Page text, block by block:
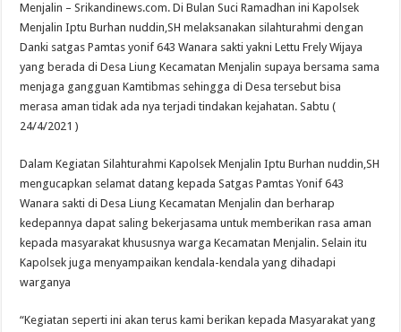
Menjalin – Srikandinews.com. Di Bulan Suci Ramadhan ini Kapolsek
Menjalin Iptu Burhan nuddin,SH melaksanakan silahturahmi dengan
Danki satgas Pamtas yonif 643 Wanara sakti yakni Lettu Frely Wijaya
yang berada di Desa Liung Kecamatan Menjalin supaya bersama sama
menjaga gangguan Kamtibmas sehingga di Desa tersebut bisa
merasa aman tidak ada nya terjadi tindakan kejahatan. Sabtu (
24/4/2021 )
Dalam Kegiatan Silahturahmi Kapolsek Menjalin Iptu Burhan nuddin,SH
mengucapkan selamat datang kepada Satgas Pamtas Yonif 643
Wanara sakti di Desa Liung Kecamatan Menjalin dan berharap
kedepannya dapat saling bekerjasama untuk memberikan rasa aman
kepada masyarakat khususnya warga Kecamatan Menjalin. Selain itu
Kapolsek juga menyampaikan kendala-kendala yang dihadapi
warganya
“Kegiatan seperti ini akan terus kami berikan kepada Masyarakat yang